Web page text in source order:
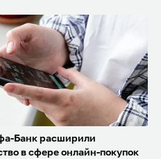
Банк расширили
в сфере онлайн-покупок